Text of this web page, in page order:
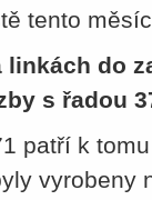
tento
linkách do
s řadou
patří k
vyrobeny